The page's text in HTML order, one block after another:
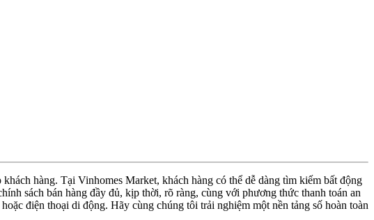
hàng. Tại Vinhomes Market, khách hàng có thể dễ dàng tìm kiếm bất động
sách bán hàng đầy đủ, kịp thời, rõ ràng, cùng với phương thức thanh toán an
điện thoại di động. Hãy cùng chúng tôi trải nghiệm một nền tảng số hoàn toàn